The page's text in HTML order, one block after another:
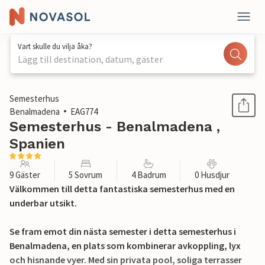
Vart skulle du vilja åka?
Lägg till destination, datum, gäster
1 / 26
Semesterhus
Benalmadena
EAG774
Semesterhus - Benalmadena ,
Spanien
9 Gäster 5 Sovrum 4 Badrum 0 Husdjur
Välkommen till detta fantastiska semesterhus med en
underbar utsikt.
Se fram emot din nästa semester i detta semesterhus i
Benalmadena, en plats som kombinerar avkoppling, lyx
och hisnande vyer. Med sin privata pool, soliga terrasser